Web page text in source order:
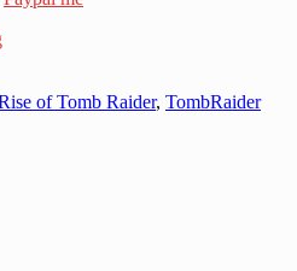
of Tomb Raider, TombRaider